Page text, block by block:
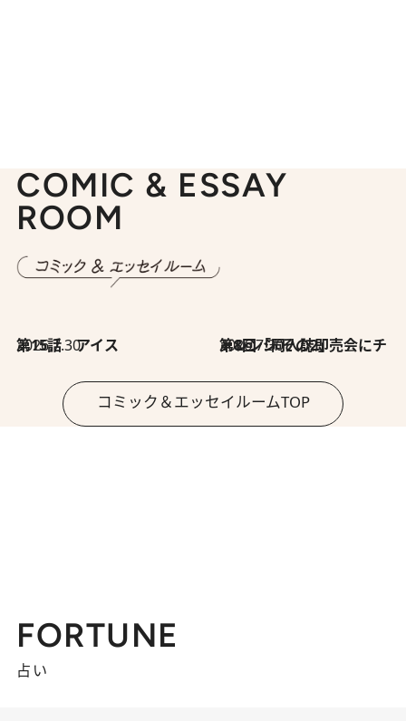
COMIC & ESSAY
ROOM
2026.7.30
第15話 アイス 2026.7.30
第8回「同人誌即売会にチャレンジ その2」
コミック＆エッセイルームTOP
FORTUNE
占い